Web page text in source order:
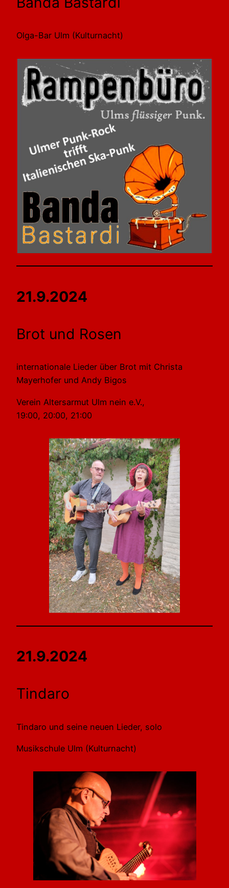
Olga-Bar Ulm (Kulturnacht)
21.9.2024
Brot und Rosen
internationale Lieder über Brot mit Christa
Mayerhofer und Andy Bigos
Verein Altersarmut Ulm nein e.V.,
19:00, 20:00, 21:00
21.9.2024
Tindaro
Tindaro und seine neuen Lieder, solo
Musikschule Ulm (Kulturnacht)